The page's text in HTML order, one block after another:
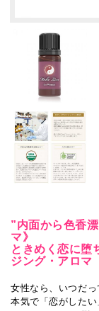
”内面から色香
マ》
ときめく恋に
ジング・アロマ
女性なら、いつだっ
本気で「恋がした